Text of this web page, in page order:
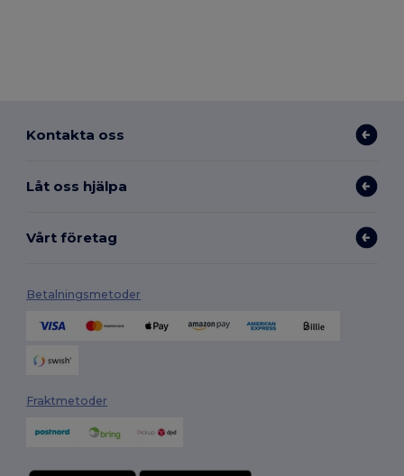
Kontakta oss
Låt oss hjälpa
Vårt företag
Betalningsmetoder
Fraktmetoder